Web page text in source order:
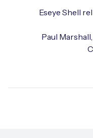
Eseye Shell
Paul